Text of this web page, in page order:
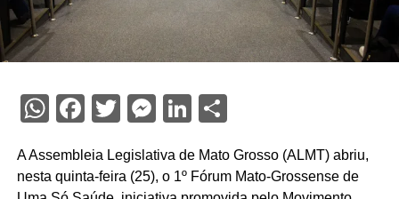
WhatsApp
Facebook
Twitter
Messenger
LinkedIn
Share
A Assembleia Legislativa de Mato Grosso (ALMT) abriu,
nesta quinta-feira (25), o 1º Fórum Mato-Grossense de